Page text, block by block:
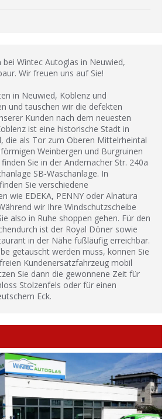
Wintec Autoglas in Neuwied,
Wir freuen uns auf Sie!
in Neuwied, Koblenz und
und tauschen wir die defekten
Kunden nach dem neuesten
ist eine historische Stadt in
die als Tor zum Oberen Mittelrheintal
Weinbergen und Burgruinen
Sie in der Andernacher Str. 240a
SB-Waschanlage. In
Sie verschiedene
wie EDEKA, PENNY oder Alnatura
wir Ihre Windschutzscheibe
also in Ruhe shoppen gehen. Für den
ist der Royal Döner sowie
in der Nähe fußläufig erreichbar.
getauscht werden muss, können Sie
Kundenersatzfahrzeug mobil
Sie dann die gewonnene Zeit für
Stolzenfels oder für einen
Eck.